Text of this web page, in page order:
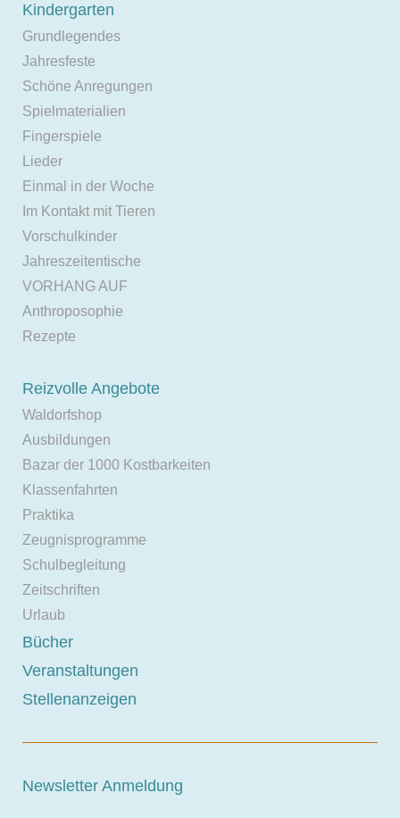
Kindergarten
Grundlegendes
Jahresfeste
Schöne Anregungen
Spielmaterialien
Fingerspiele
Lieder
Einmal in der Woche
Im Kontakt mit Tieren
Vorschulkinder
Jahreszeitentische
VORHANG AUF
Anthroposophie
Rezepte
Reizvolle Angebote
Waldorfshop
Ausbildungen
Bazar der 1000 Kostbarkeiten
Klassenfahrten
Praktika
Zeugnisprogramme
Schulbegleitung
Zeitschriften
Urlaub
Bücher
Veranstaltungen
Stellenanzeigen
Newsletter Anmeldung